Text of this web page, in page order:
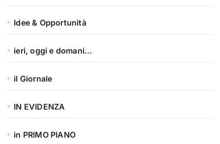
Idee & Opportunità
ieri, oggi e domani…
il Giornale
IN EVIDENZA
in PRIMO PIANO